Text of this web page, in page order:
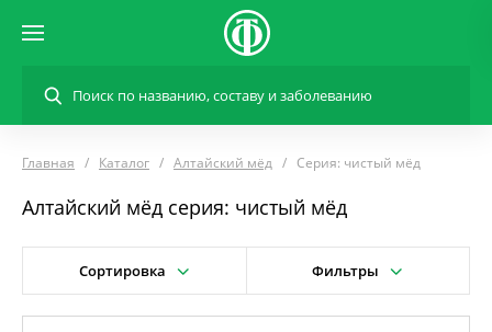
Главная Каталог Алтайский мёд Серия: чистый мёд
Алтайский мёд серия: чистый мёд
Сортировка Фильтры